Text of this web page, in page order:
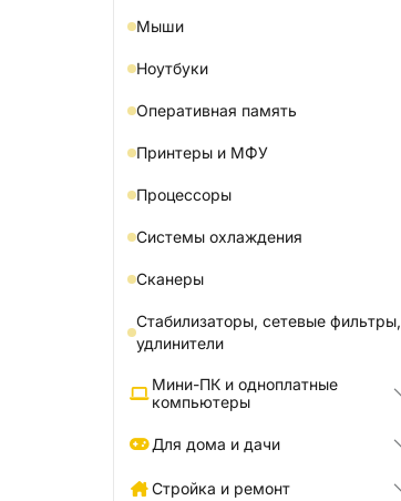
Мыши
Ноутбуки
Оперативная память
Принтеры и МФУ
Процессоры
Системы охлаждения
Сканеры
Стабилизаторы, сетевые фильтры,
удлинители
Мини-ПК и одноплатные
компьютеры
Для дома и дачи
Стройка и ремонт